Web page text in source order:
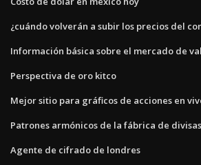
¿cuándo volverán a subir los precios del
Información básica sobre el mercado de
Perspectiva de oro kitco
Mejor sitio para gráficos de acciones en
Patrones armónicos de la fábrica de divisas
Agente de cifrado de londres